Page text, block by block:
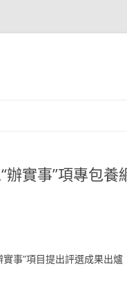
實事”項專包養
事”項目提出評選成果出爐